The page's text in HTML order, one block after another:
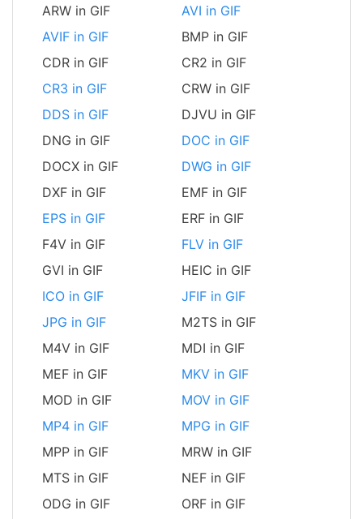
ARW in GIF
AVI in GIF
AVIF in GIF
BMP in GIF
CDR in GIF
CR2 in GIF
CR3 in GIF
CRW in GIF
DDS in GIF
DJVU in GIF
DNG in GIF
DOC in GIF
DOCX in GIF
DWG in GIF
DXF in GIF
EMF in GIF
EPS in GIF
ERF in GIF
F4V in GIF
FLV in GIF
GVI in GIF
HEIC in GIF
ICO in GIF
JFIF in GIF
JPG in GIF
M2TS in GIF
M4V in GIF
MDI in GIF
MEF in GIF
MKV in GIF
MOD in GIF
MOV in GIF
MP4 in GIF
MPG in GIF
MPP in GIF
MRW in GIF
MTS in GIF
NEF in GIF
ODG in GIF
ORF in GIF